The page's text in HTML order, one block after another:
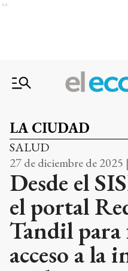
Ads
LA CIUDAD
SALUD
27 de diciembre de 2025
Desde el
el portal
Tandil
acceso a la